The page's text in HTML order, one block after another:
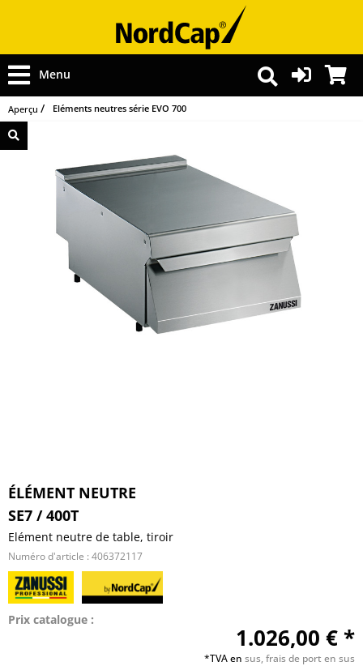
Menu
Aperçu Eléments neutres série EVO 700
ÉLÉMENT NEUTRE
SE7 / 400T
Elément neutre de table, tiroir
Numéro d'article : 406372117
Prix catalogue :
1.026,00 € *
*TVA en sus, frais de port en sus